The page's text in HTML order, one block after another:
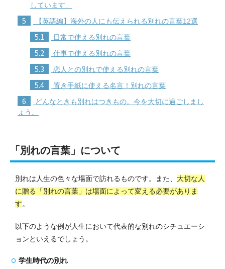
しています」
5 【英語編】海外の人にも伝えられる別れの言葉12選
5.1 日常で使える別れの言葉
5.2 仕事で使える別れの言葉
5.3 恋人との別れで使える別れの言葉
5.4 置き手紙に使える名言！別れの言葉
6
どんなときも別れはつきもの。今を大切に過ごしまし
ょう。
「別れの言葉」について
別れは人生の色々な場面で訪れるものです。 また、 大切な人
に贈る「別れの言葉」は場面によって変える必要がありま
す。
以下のような例が人生において代表的な別れのシチュエーシ
ョンといえるでしょう。
学生時代の別れ